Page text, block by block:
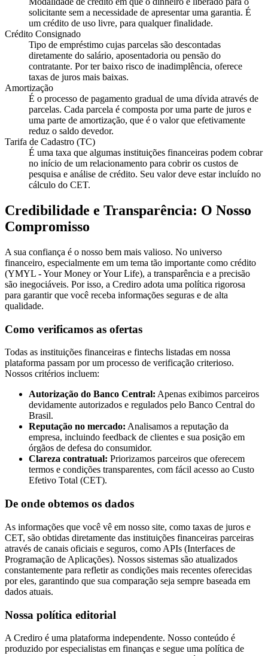
solicitante sem a necessidade de apresentar uma garantia. É
um crédito de uso livre, para qualquer finalidade.
Crédito Consignado
Tipo de empréstimo cujas parcelas são descontadas
diretamente do salário, aposentadoria ou pensão do
contratante. Por ter baixo risco de inadimplência, oferece
taxas de juros mais baixas.
Amortização
É o processo de pagamento gradual de uma dívida através de
parcelas. Cada parcela é composta por uma parte de juros e
uma parte de amortização, que é o valor que efetivamente
reduz o saldo devedor.
Tarifa de Cadastro (TC)
É uma taxa que algumas instituições financeiras podem cobrar
no início de um relacionamento para cobrir os custos de
pesquisa e análise de crédito. Seu valor deve estar incluído no
cálculo do CET.
Credibilidade e Transparência: O Nosso
Compromisso
A sua confiança é o nosso bem mais valioso. No universo
financeiro, especialmente em um tema tão importante como crédito
(YMYL - Your Money or Your Life), a transparência e a precisão
são inegociáveis. Por isso, a Crediro adota uma política rigorosa
para garantir que você receba informações seguras e de alta
qualidade.
Como verificamos as ofertas
Todas as instituições financeiras e fintechs listadas em nossa
plataforma passam por um processo de verificação criterioso.
Nossos critérios incluem:
Autorização do Banco Central: Apenas exibimos parceiros
devidamente autorizados e regulados pelo Banco Central do
Brasil.
Reputação no mercado: Analisamos a reputação da
empresa, incluindo feedback de clientes e sua posição em
órgãos de defesa do consumidor.
Clareza contratual: Priorizamos parceiros que oferecem
termos e condições transparentes, com fácil acesso ao Custo
Efetivo Total (CET).
De onde obtemos os dados
As informações que você vê em nosso site, como taxas de juros e
CET, são obtidas diretamente das instituições financeiras parceiras
através de canais oficiais e seguros, como APIs (Interfaces de
Programação de Aplicações). Nossos sistemas são atualizados
constantemente para refletir as condições mais recentes oferecidas
por eles, garantindo que sua comparação seja sempre baseada em
dados atuais.
Nossa política editorial
A Crediro é uma plataforma independente. Nosso conteúdo é
produzido por especialistas em finanças e segue uma política de